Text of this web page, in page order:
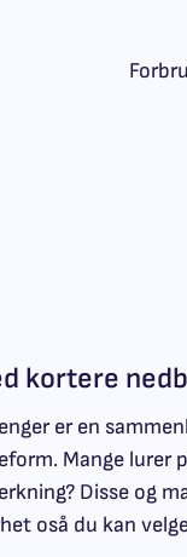
kortere
er en
Mange lurer
Disse og
oså du kan